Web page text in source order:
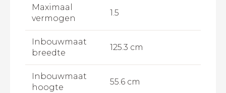
Maximaal
vermogen
1.5
Inbouwmaat
breedte
125.3 cm
Inbouwmaat
hoogte
55.6 cm